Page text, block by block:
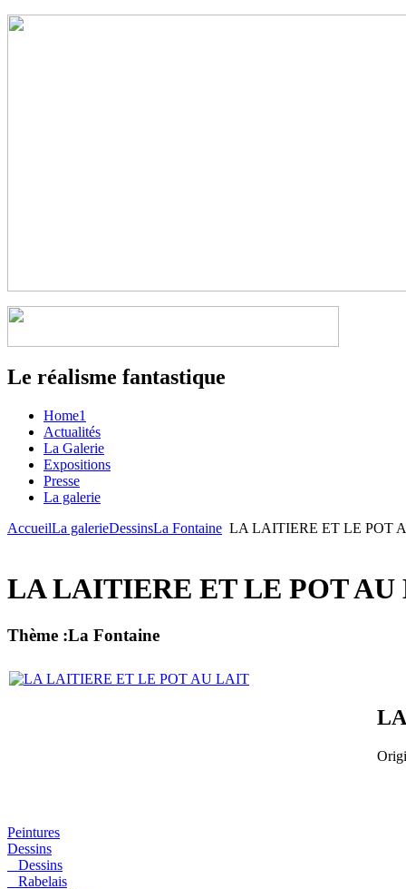
Le réalisme fantastique
Home1
Actualités
La Galerie
Expositions
Presse
La galerie
AccueilLa galerieDessinsLa Fontaine LA LAITIERE ET LE POT
LA LAITIERE ET LE POT
Thème :La Fontaine
Peintures
Dessins
Dessins
Rabelais